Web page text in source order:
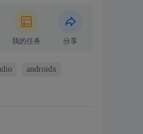
我的任务 分享
androidx